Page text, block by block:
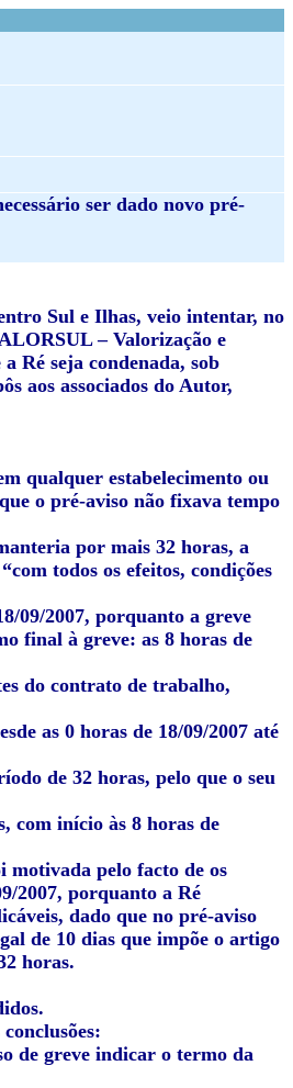
ser dado novo pré-
Sul e Ilhas, veio intentar, no
– Valorização e
Ré seja condenada, sob
aos associados do Autor,
qualquer estabelecimento ou
o pré-aviso não fixava tempo
por mais 32 horas, a
com todos os efeitos, condições
09/2007, porquanto a greve
final à greve: as 8 horas de
do contrato de trabalho,
as 0 horas de 18/09/2007 até
de 32 horas, pelo que o seu
com início às 8 horas de
motivada pelo facto de os
2007, porquanto a Ré
dado que no pré-aviso
de 10 dias que impõe o artigo
horas.
de greve indicar o termo da